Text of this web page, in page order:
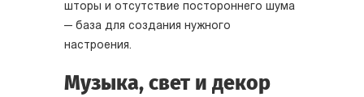
шторы и отсутствие постороннего шума
— база для создания нужного
настроения.
Музыка, свет и декор